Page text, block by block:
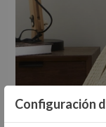
Configuración